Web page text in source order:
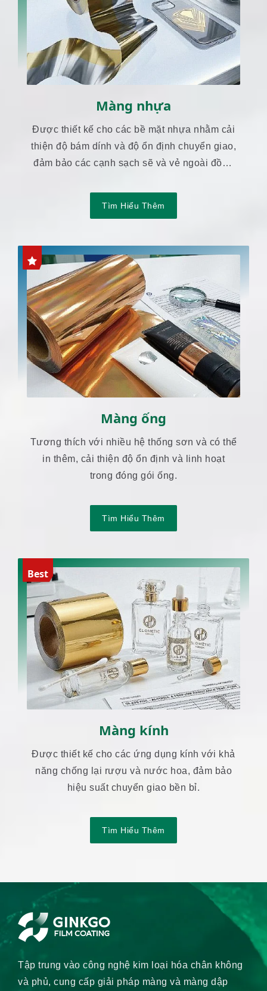
Màng nhựa
Được thiết kế cho các bề mặt nhựa nhằm cải
thiện độ bám dính và độ ổn định chuyển giao,
đảm bảo các cạnh sạch sẽ và vẻ ngoài đồng
Tìm Hiểu Thêm
Màng ống
Tương thích với nhiều hệ thống sơn và có thể
in thêm, cải thiện độ ổn định và linh hoạt
trong đóng gói ống.
Tìm Hiểu Thêm
Best
Màng kính
Được thiết kế cho các ứng dụng kính với khả
năng chống lại rượu và nước hoa, đảm bảo
hiệu suất chuyển giao bền bỉ.
Tìm Hiểu Thêm
Tập trung vào công nghệ kim loại hóa chân không
và phủ, cung cấp giải pháp màng và màng dập